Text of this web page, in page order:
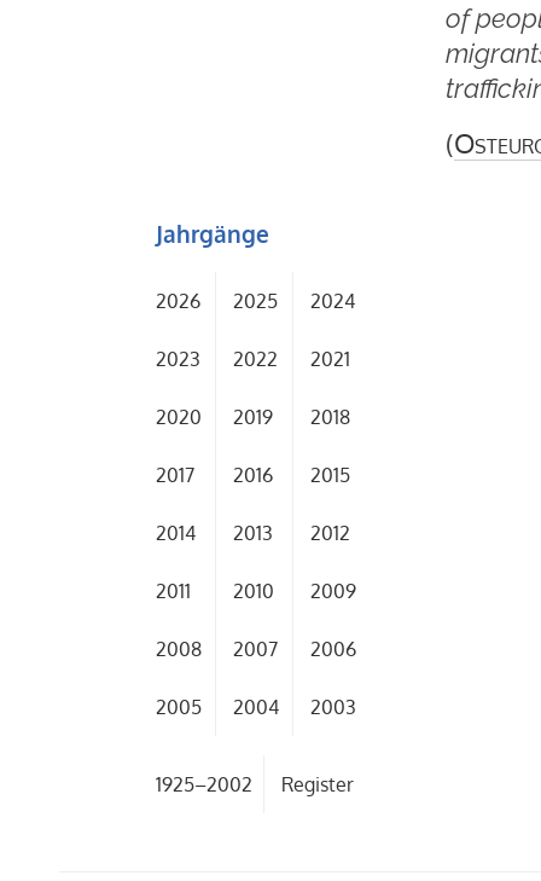
of
(
Jahrgänge
2026 2025 2024
2023 2022 2021
2020 2019 2018
2017 2016 2015
2014 2013 2012
2011 2010 2009
2008 2007 2006
2005 2004 2003
1925–2002 Register